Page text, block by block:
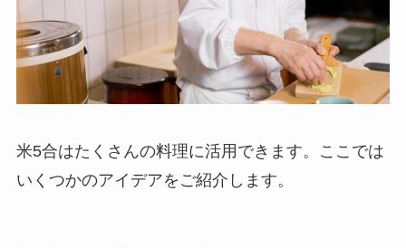
米5合はたくさんの料理に活用できます。ここでは
いくつかのアイデアをご紹介します。